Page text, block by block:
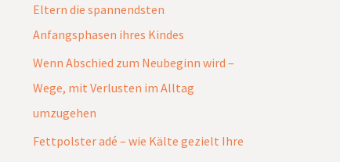
Eltern die spannendsten
Anfangsphasen ihres Kindes
Wenn Abschied zum Neubeginn wird –
Wege, mit Verlusten im Alltag
umzugehen
Fettpolster adé – wie Kälte gezielt Ihre